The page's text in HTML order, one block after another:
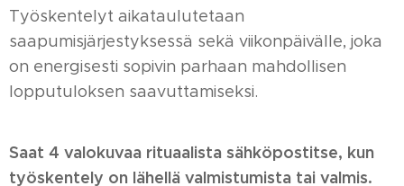
Työskentelyt aikataulutetaan
saapumisjärjestyksessä sekä viikonpäivälle, joka
on energisesti sopivin parhaan mahdollisen
lopputuloksen saavuttamiseksi.
Saat 4 valokuvaa rituaalista sähköpostitse, kun
työskentely on lähellä valmistumista tai valmis.